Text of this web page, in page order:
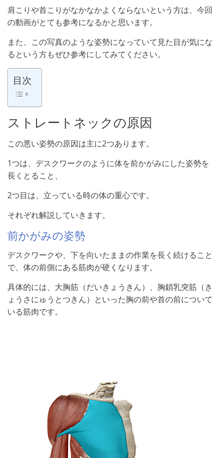
肩こりや首こりがなかなかよくならないという方は、今回
の動画がとても参考になるかと思います。
また、この写真のような姿勢になっていて見た目が気にな
るという方もぜひ参考にしてみてください。
目次
ストレートネックの原因
この悪い姿勢の原因は主に2つあります。
1つは、デスクワークのように体を前かがみにした姿勢を
長くとること、
2つ目は、立っている時の体の重心です。
それぞれ解説していきます。
前かがみの姿勢
デスクワークや、下を向いたままの作業を長く続けること
で、体の前側にある筋肉が硬くなります。
具体的には、大胸筋（だいきょうきん）、胸鎖乳突筋（き
ょうさにゅうとつきん）といった胸の前や首の前について
いる筋肉です。